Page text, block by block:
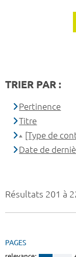
Résultats 201 à
PAGES
TRIER PAR :
Pertinence
Titre
[Type de
Date de